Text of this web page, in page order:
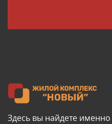
Здесь вы найдете именно